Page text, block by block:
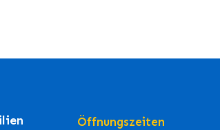
Öffnungszeiten